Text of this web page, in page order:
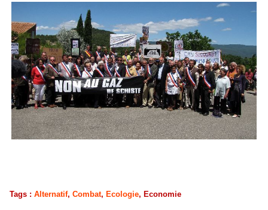
Tags : Alternatif, Combat, Ecologie, Economie